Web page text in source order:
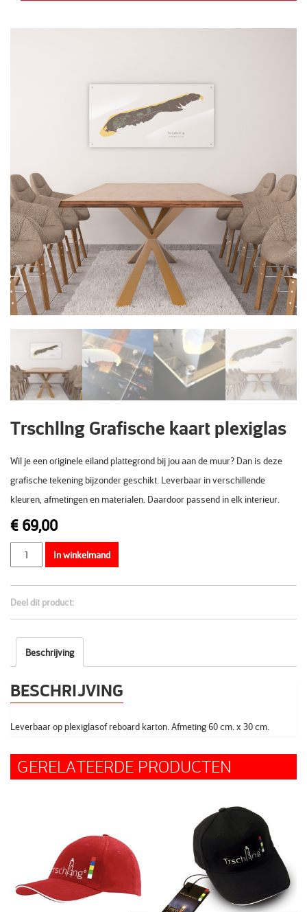
Trschllng Grafische kaart plexiglas
Wil je een originele eiland plattegrond bij jou aan de muur? Dan is deze
grafische tekening bijzonder geschikt. Leverbaar in verschillende
kleuren, afmetingen en materialen. Daardoor passend in elk interieur.
€ 69,00
Aantal In winkelmand
Deel dit product:
Beschrijving
BESCHRIJVING
Leverbaar op plexiglasof reboard karton. Afmeting 60 cm. x 30 cm.
GERELATEERDE PRODUCTEN